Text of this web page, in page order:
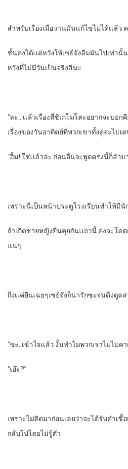
สําหรับเรื่องเมื่อวานมันเเก้ไขไม่ได้เเล้ว​
ชั้นคงได้เเต่หวังให้เซย์จังลืมมันไปเท่านั้
หวังที่ไม่มีวันเป็นจริงสินะ
“ละ.. เเล้วเรื่องที่ชิเกโมโตะอยากจะบอ
เรื่องของวันอาทิตย์​ที่พวกเขาทั้งคู่จะไปเ
“อื้ม! ใช่เเล้วล่ะ​ ก่อนอื่นจะพูดตรงนี้ก็ลํา
เพราะนี่เป็นหน้าประตูโรงเรียนทําให้มี
ถ้าเกิดชายหญิงยืนคุยกันเเถวนี้​ คงจะโด
เเน่ๆ
ถึงเเค่ยืนเฉย​ๆ​เซย์จังก็น่ารักซะจนดึงดูด
“ขะ..เข้าใจเเล้ว​ งั้นทําไมพวกเราไม่ไปค
“เอ๊ะ?”
เพราะไม่คิดมาก่อนเลยว่าจะได้รับคําเชื้
กลับไปโดยไม่รู้ตัว